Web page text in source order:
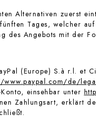
Alternativen zuerst
Tages, welcher
des Angebots mit der
(Europe) S.à r.l. et
www.paypal.com/de/
einsehbar unter
Zahlungsart, erklärt